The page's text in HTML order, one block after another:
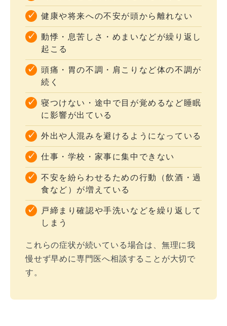
健康や将来への不安が頭から離れない
動悸・息苦しさ・めまいなどが繰り返し
起こる
頭痛・胃の不調・肩こりなど体の不調が
続く
寝つけない・途中で目が覚めるなど睡眠
に影響が出ている
外出や人混みを避けるようになっている
仕事・学校・家事に集中できない
不安を紛らわせるための行動（飲酒・過
食など）が増えている
戸締まり確認や手洗いなどを繰り返して
しまう
これらの症状が続いている場合は、無理に我
慢せず早めに専門医へ相談することが大切で
す。